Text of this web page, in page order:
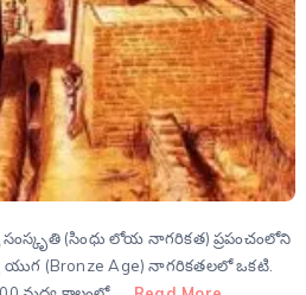
(సింధు లోయ నాగరికత) ప్రపంచంలోని
(Bronze Age) నాగరికతలలో ఒకటి.